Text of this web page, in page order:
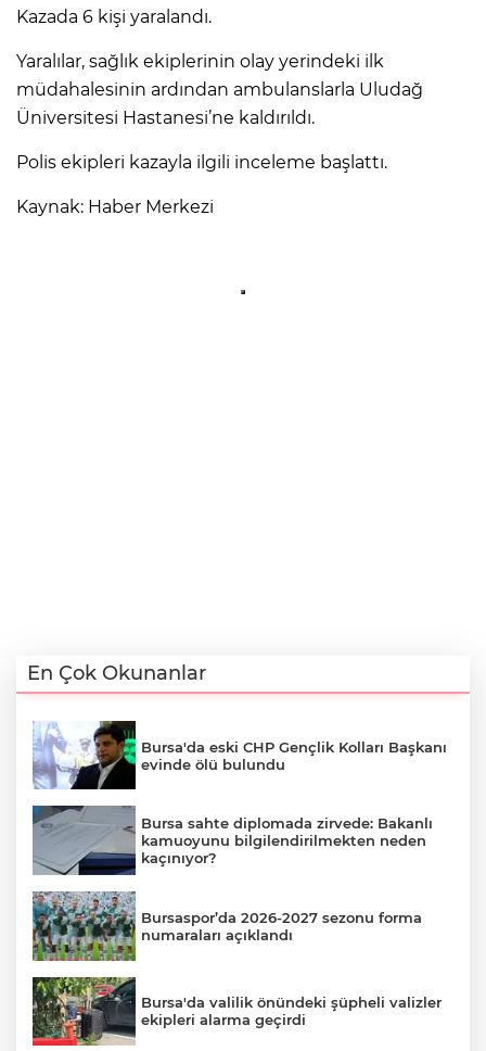
Kazada 6 kişi yaralandı.
Yaralılar, sağlık ekiplerinin olay yerindeki ilk
müdahalesinin ardından ambulanslarla Uludağ
Üniversitesi Hastanesi’ne kaldırıldı.
Polis ekipleri kazayla ilgili inceleme başlattı.
Kaynak: Haber Merkezi
En Çok Okunanlar
Bursa'da eski CHP Gençlik Kolları Başkanı
evinde ölü bulundu
Bursa sahte diplomada zirvede: Bakanlı
kamuoyunu bilgilendirilmekten neden
kaçınıyor?
Bursaspor’da 2026-2027 sezonu forma
numaraları açıklandı
Bursa'da valilik önündeki şüpheli valizler
ekipleri alarma geçirdi